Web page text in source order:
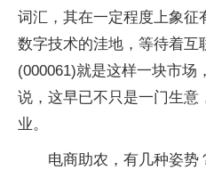
词汇，其在一定程度上象征
数字技术的洼地，等待着互
(000061)就是这样一块市场
说，这早已不只是一门生意
业。
电商助农，有几种姿势